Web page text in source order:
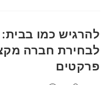
עצמנו
זה
חלום
להרגיש כמו
לבחירת חברה
פרקטים